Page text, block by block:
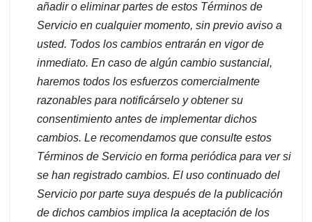
añadir o eliminar partes de estos Términos de
Servicio en cualquier momento, sin previo aviso a
usted. Todos los cambios entrarán en vigor de
inmediato. En caso de algún cambio sustancial,
haremos todos los esfuerzos comercialmente
razonables para notificárselo y obtener su
consentimiento antes de implementar dichos
cambios. Le recomendamos que consulte estos
Términos de Servicio en forma periódica para ver si
se han registrado cambios. El uso continuado del
Servicio por parte suya después de la publicación
de dichos cambios implica la aceptación de los